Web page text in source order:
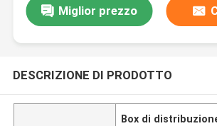
Miglior prezzo
DESCRIZIONE DI PRODOTTO
Box di